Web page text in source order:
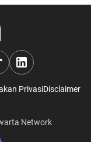
PrivasiDisclaimer
Network